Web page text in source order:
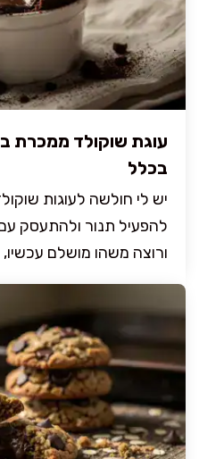
בכלל
יש לי חולשה לעוגות
להפעיל תנור ולהתעסק
ורוצה משהו מושלם עכשיו,